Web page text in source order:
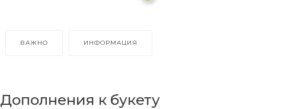
ВАЖНО ИНФОРМАЦИЯ
Дополнения к букету